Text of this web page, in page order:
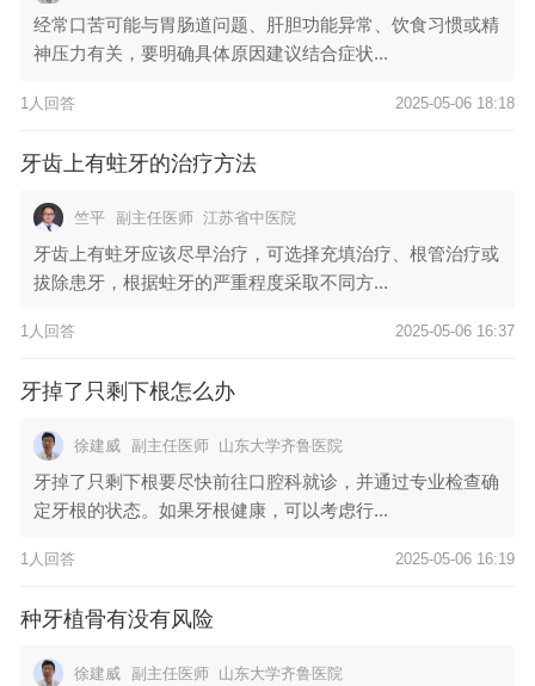
经常口苦可能与胃肠道问题、肝胆功能异常、饮食习惯或精
神压力有关，要明确具体原因建议结合症状...
1人回答 2025-05-06 18:18
牙齿上有蛀牙的治疗方法
竺平 副主任医师 江苏省中医院
牙齿上有蛀牙应该尽早治疗，可选择充填治疗、根管治疗或
拔除患牙，根据蛀牙的严重程度采取不同方...
1人回答 2025-05-06 16:37
牙掉了只剩下根怎么办
徐建威 副主任医师 山东大学齐鲁医院
牙掉了只剩下根要尽快前往口腔科就诊，并通过专业检查确
定牙根的状态。如果牙根健康，可以考虑行...
1人回答 2025-05-06 16:19
种牙植骨有没有风险
徐建威 副主任医师 山东大学齐鲁医院